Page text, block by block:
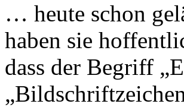
… heute schon
haben sie
dass der Begriff